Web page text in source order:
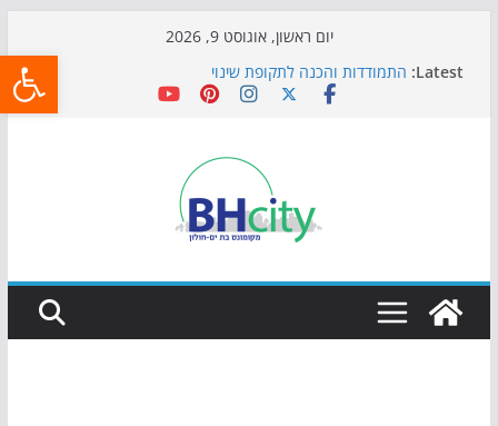
יום ראשון, אוגוסט 9, 2026
Latest: התמודדות והכנה לתקופת שינוי
אי ההרפתקאות ממשיך לכבוש את הגינות: מאות משפחות
כדורגל באווירה מיוחדת: הקרנת גמר המונדיאל בטרמינל
הקיץ של בני הנוער בבת־ים: חוף הריביירה הופך למרחב
בטוח בשעות הערב